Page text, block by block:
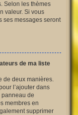
Selon les thèmes
valeur. Si vous
ses messages seront
de ma liste
de deux manières.
l’ajouter dans
panneau de
membres en
supprimer